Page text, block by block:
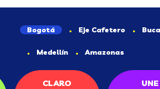
Bogotá Eje Cafetero
Medellín Amazonas
CLARO UNE